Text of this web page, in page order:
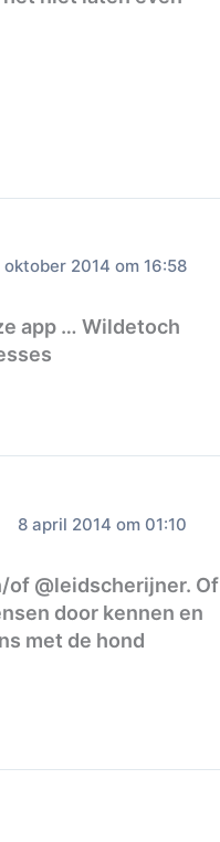
oktober 2014 om 16:58
app … Wildetoch
8 april 2014 om 01:10
of @leidscherijner. Of
door kennen en
met de hond